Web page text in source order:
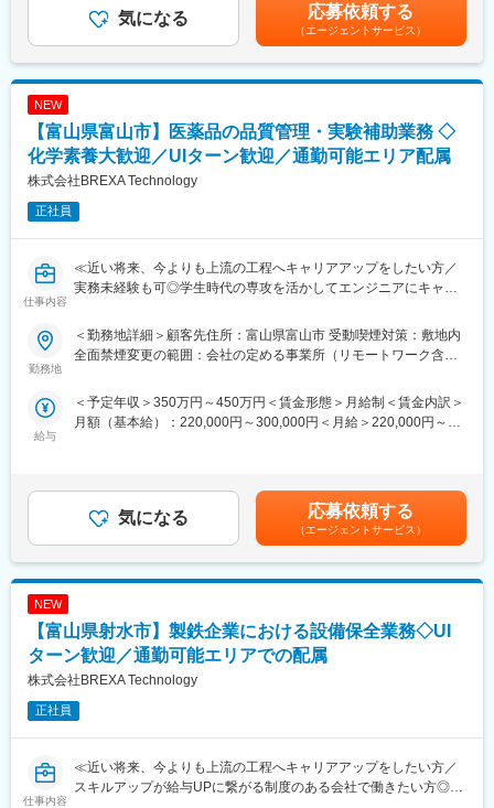
スキルを上げてより難易度の高いプロジェクトへ配属をされる事
で給与も上がる仕組みを取っています。定性的な評価のみではな
く、スキルを磨くことが給与UPに繋がるエンジニアにとっては非
常分かり易い制度です。
・原料の入荷後から試験までの間に行うサンプリング作業。
・製品や原料の移動に伴う品質確認も含まれます 。
（2）分析・試験業務
・製品（原薬）や原料（中間体）の分析。
・使用機器：HPLC（高速液体クロマトグラフィー）、IR（赤外
・また工程分析の実施。
（3）文書作成・管理
・試験結果の記録、報告書の作成。
・GMP（医薬品製造管理基準）に基づく文書管理。
■当社だからこそ実現できるエンジニアとしての未来がある：
同業他社と比較をしても圧倒的なお取引社数を誇る当社。
当社独占のプロジェクトも多数あり、当社だからこそ挑戦できる
同業他社では希望する仕事があっても、会社の都合で挑戦できな
いという事も転職理由の1つです。
ザーが社内に働きかける事で希望する仕事への挑戦を後押ししま
す。
当社から配属の企業様については残業が多くなる企業様が少な
く、特別な取り組みをすることなく過度な残業が発生をしない状
況となっています。
また過度な残業は発生の場合は、案件担当の営業から法人顧客に
■スキルUPで給与もUP：
スキルを上げてより難易度の高いプロジェクトへ配属をされる事
で給与も上がる仕組みを取っています。定性的な評価のみではな
く、スキルを磨くことが給与UPに繋がるエンジニアにとっては非
常分かり易い制度です。
変更の範囲：会社の定める業務
収1000万円超※金額はあくまでも目安です。賃金はあくまでも目
安の金額であり、選考を通じて上下する可能性があります。月給
(月額)は固定手当を含めた表記です。
気になる 応募依頼する
（エージェントサービス）
NEW
【富山県富山市】医薬品の品質管理・実験補助業務 ◇
化学素養大歓迎／UIターン歓迎／通勤可能エリア配属
株式会社BREXA Technology
正社員
仕事内容
≪近い将来、今よりも上流の工程へキャリアアップをしたい方／
実務未経験も可◎学生時代の専攻を活かしてエンジニアにキャリ
きたい方／様々なプロジェクトへの参加を通してエンジニアとし
ての経験の幅を広げたい方へ≫
医薬品メーカーにて品質管理及び実験補助業務をお任せ致しま
す。
・HPLC、GC、IR、UVなどの分析機器を使用
・外観検査・重量測定
・規格に基づいた目視検査や秤量
・試験記録・報告書作成
・GMPやISOなどの品質基準に準拠
・指示に従って正確に準備
・サンプリング・前処理
・測定前の試料処理や分注作業
・機器の洗浄・管理
・使用後の器具の洗浄や保守
・データ記録・整理
■当社だからこそ実現できるエンジニアとしての未来がある：
勤務地
＜勤務地詳細＞顧客先住所：富山県富山市 受動喫煙対策：敷地内
全面禁煙変更の範囲：会社の定める事業所（リモートワーク含
給与
＜予定年収＞350万円～450万円＜賃金形態＞月給制＜賃金内訳＞
月額（基本給）：220,000円～300,000円＜月給＞220,000円～
年目 年収440～460万円8年目 年収550～570万円20年目 年
収1000万円超※金額はあくまでも目安です。賃金はあくまでも目
安の金額であり、選考を通じて上下する可能性があります。月給
(月額)は固定手当を含めた表記です。
気になる 応募依頼する
（エージェントサービス）
NEW
【富山県射水市】製鉄企業における設備保全業務◇UI
ターン歓迎／通勤可能エリアでの配属
株式会社BREXA Technology
正社員
仕事内容
≪近い将来、今よりも上流の工程へキャリアアップをしたい方／
スキルアップが給与UPに繋がる制度のある会社で働きたい方◎／